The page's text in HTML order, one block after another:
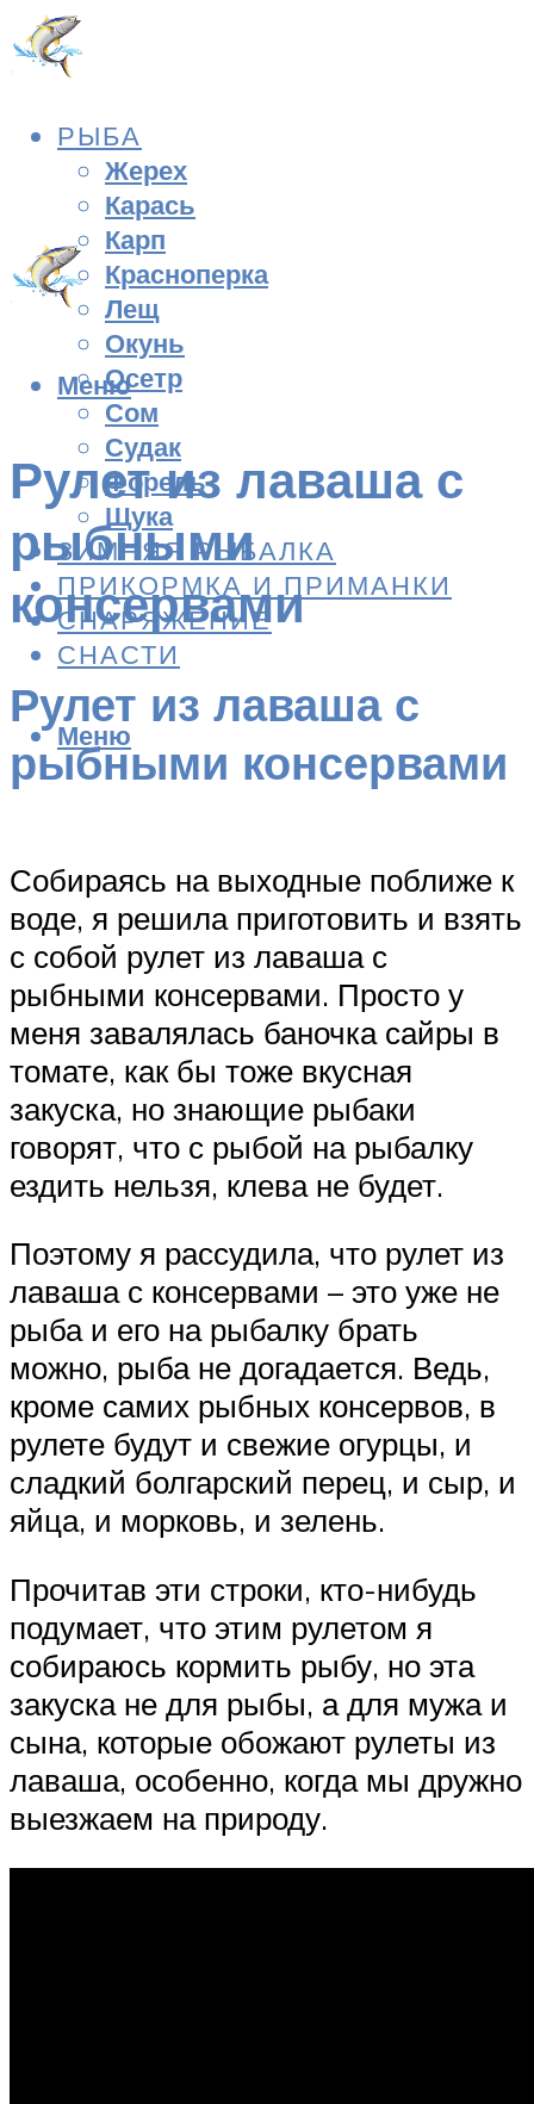
РЫБА
Жерех
Карась
Карп
Красноперка
Лещ
Окунь
Осетр
Сом
Судак
Форель
Щука
ЗИМНЯЯ РЫБАЛКА
ПРИКОРМКА И ПРИМАНКИ
СНАРЯЖЕНИЕ
СНАСТИ
Меню
Меню
Рулет из лаваша с
рыбными
консервами
Рулет из лаваша с
рыбными консервами
Собираясь на выходные поближе к
воде, я решила приготовить и взять
с собой рулет из лаваша с
рыбными консервами. Просто у
меня завалялась баночка сайры в
томате, как бы тоже вкусная
закуска, но знающие рыбаки
говорят, что с рыбой на рыбалку
ездить нельзя, клева не будет.
Поэтому я рассудила, что рулет из
лаваша с консервами – это уже не
рыба и его на рыбалку брать
можно, рыба не догадается. Ведь,
кроме самих рыбных консервов, в
рулете будут и свежие огурцы, и
сладкий болгарский перец, и сыр, и
яйца, и морковь, и зелень.
Прочитав эти строки, кто-нибудь
подумает, что этим рулетом я
собираюсь кормить рыбу, но эта
закуска не для рыбы, а для мужа и
сына, которые обожают рулеты из
лаваша, особенно, когда мы дружно
выезжаем на природу.